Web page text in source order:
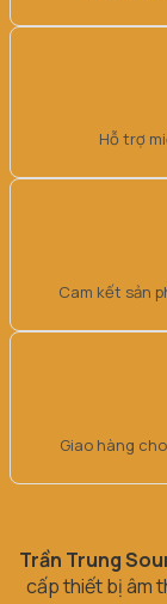
Hỗ trợ
Cam kết sản
Giao hàng
Trần Trung
cấp thiết bị âm